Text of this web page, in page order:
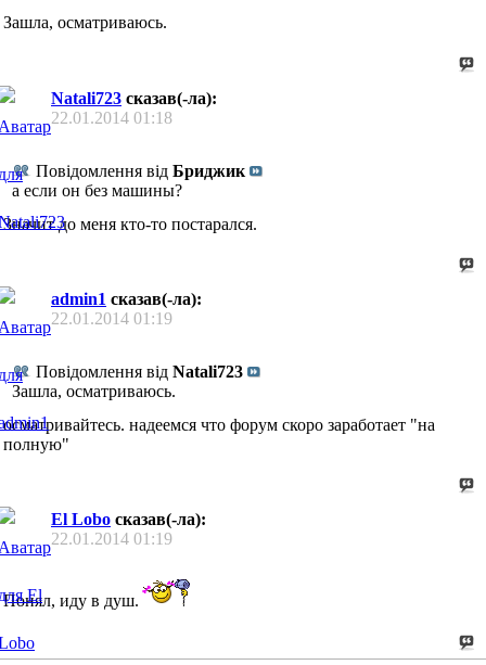
Зашла, осматриваюсь.
Natali723 сказав(-ла):
22.01.2014 01:18
Повідомлення від Бриджик
а если он без машины?
Значит до меня кто-то постарался.
admin1 сказав(-ла):
22.01.2014 01:19
Повідомлення від Natali723
Зашла, осматриваюсь.
осматривайтесь. надеемся что форум скоро заработает "на
полную"
El Lobo сказав(-ла):
22.01.2014 01:19
Понял, иду в душ.